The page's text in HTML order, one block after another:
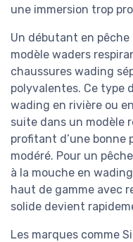
une immersion trop
Un débutant en
modèle waders
chaussures wading
polyvalentes. Ce type
wading en rivière ou
suite dans un modèle
profitant d’une
modéré. Pour un
à la mouche en
haut de gamme avec
solide devient
Les marques comme